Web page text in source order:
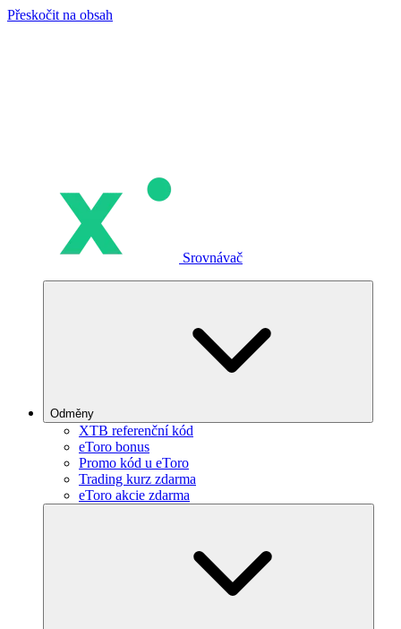
Přeskočit na obsah
Srovnávač
Odměny
XTB referenční kód
eToro bonus
Promo kód u eToro
Trading kurz zdarma
eToro akcie zdarma